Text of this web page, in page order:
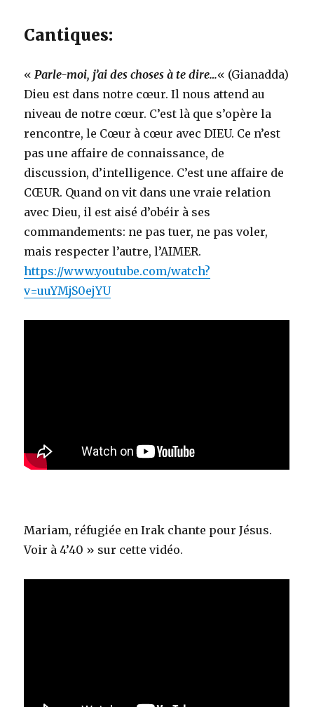
Cantiques:
«Parle-moi, j’ai des choses à te dire…« (Gianadda)
Dieu est dans notre cœur. Il nous attend au
niveau de notre cœur. C’est là que s’opère la
rencontre, le Cœur à cœur avec DIEU. Ce n’est
pas une affaire de connaissance, de
discussion, d’intelligence. C’est une affaire de
CŒUR. Quand on vit dans une vraie relation
avec Dieu, il est aisé d’obéir à ses
commandements: ne pas tuer, ne pas voler,
mais respecter l’autre, l’AIMER.
https://www.youtube.com/watch?
v=uuYMjS0ejYU
Mariam, réfugiée en Irak chante pour Jésus.
Voir à 4’40 » sur cette vidéo.